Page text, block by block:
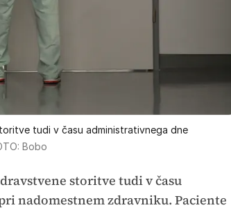
tudi v času administrativnega dne
Bobo
storitve tudi v času
nadomestnem zdravniku. Paciente